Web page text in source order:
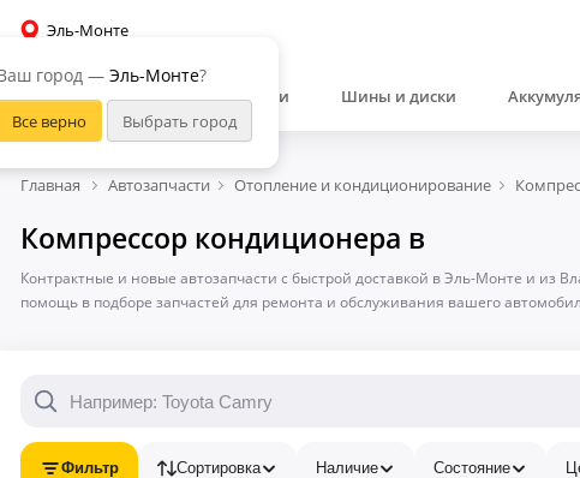
Эль-Монте
город — Эль-Монте?
Автозапчасти Шины и диски
Главная Автозапчасти Отопление и кондиционирование
Компрессор кондиционера в
Контрактные и новые автозапчасти с быстрой доставкой в Эль-Монте и из
помощь в подборе запчастей для ремонта и обслуживания вашего
Фильтр Сортировка Наличие Состояние